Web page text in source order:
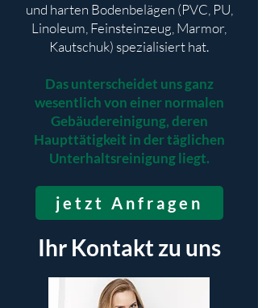
und harten Bodenbelägen (PVC, PU,
Linoleum, Feinsteinzeug, Marmor,
Kautschuk) spezialisiert hat.
Das unterscheidet uns ganz
wesentlich von einer normalen
Gebäudereinigung, deren
Haupttätigkeit in der täglichen
Unterhaltsreinigung liegt.
jetzt Anfragen
Ihr Kontakt zu uns